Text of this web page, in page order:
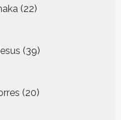
22
producten
39
producten
20
producten